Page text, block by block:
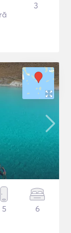
3
5 6